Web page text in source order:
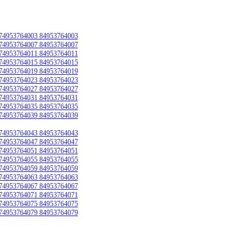
84953764003
84953764007
84953764011
84953764015
84953764019
84953764023
84953764027
84953764031
84953764035
84953764039
84953764043
84953764047
84953764051
84953764055
84953764059
84953764063
84953764067
84953764071
84953764075
84953764079